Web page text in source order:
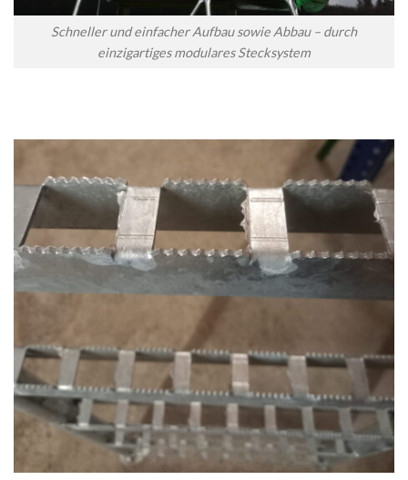
Schneller und einfacher Aufbau sowie Abbau – durch
einzigartiges modulares Stecksystem